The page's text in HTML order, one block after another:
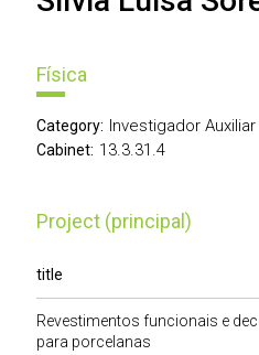
Física
Category: Investigador Auxiliar
Cabinet: 13.3.31.4
Project (principal)
title
Revestimentos funcionais e
para porcelanas